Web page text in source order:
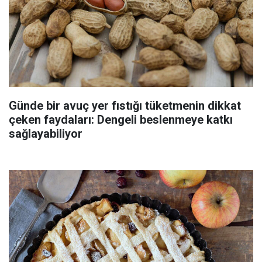
Günde bir avuç yer fıstığı tüketmenin dikkat
çeken faydaları: Dengeli beslenmeye katkı
sağlayabiliyor